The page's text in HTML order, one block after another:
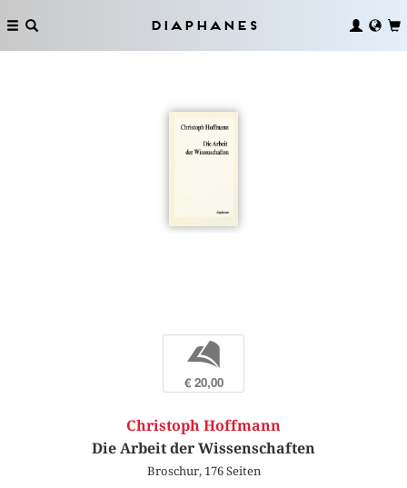
Diaphanes
b
€ 20,00
Christoph Hoffmann
Die Arbeit der Wissenschaften
Broschur, 176 Seiten